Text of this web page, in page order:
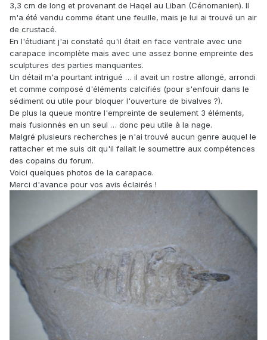
3,3 cm de long et provenant de Haqel au Liban (Cénomanien). Il
m'a été vendu comme étant une feuille, mais je lui ai trouvé un air
de crustacé.
En l'étudiant j'ai constaté qu'il était en face ventrale avec une
carapace incomplète mais avec une assez bonne empreinte des
sculptures des parties manquantes.
Un détail m'a pourtant intrigué … il avait un rostre allongé, arrondi
et comme composé d'éléments calcifiés (pour s'enfouir dans le
sédiment ou utile pour bloquer l'ouverture de bivalves ?).
De plus la queue montre l'empreinte de seulement 3 éléments,
mais fusionnés en un seul … donc peu utile à la nage.
Malgré plusieurs recherches je n'ai trouvé aucun genre auquel le
rattacher et me suis dit qu'il fallait le soumettre aux compétences
des copains du forum.
Voici quelques photos de la carapace.
Merci d'avance pour vos avis éclairés !